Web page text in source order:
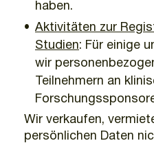
haben.
Aktivitäten zur
Studien: Für einige
wir
Teilnehmern an
Wir verkaufen,
persönlichen Daten